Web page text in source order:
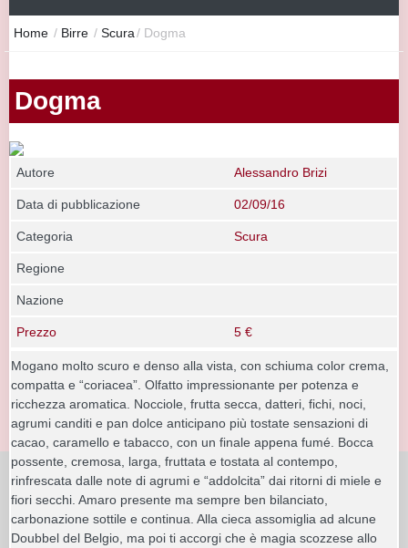
Home / Birre / Scura/ Dogma
Dogma
Autore Alessandro Brizi
Data di pubblicazione 02/09/16
Categoria Scura
Regione
Nazione
Prezzo 5 €
Mogano molto scuro e denso alla vista, con schiuma color crema,
compatta e “coriacea”. Olfatto impressionante per potenza e
ricchezza aromatica. Nocciole, frutta secca, datteri, fichi, noci,
agrumi canditi e pan dolce anticipano più tostate sensazioni di
cacao, caramello e tabacco, con un finale appena fumé. Bocca
possente, cremosa, larga, fruttata e tostata al contempo,
rinfrescata dalle note di agrumi e “addolcita” dai ritorni di miele e
fiori secchi. Amaro presente ma sempre ben bilanciato,
carbonazione sottile e continua. Alla cieca assomiglia ad alcune
Doubbel del Belgio, ma poi ti accorgi che è magia scozzese allo